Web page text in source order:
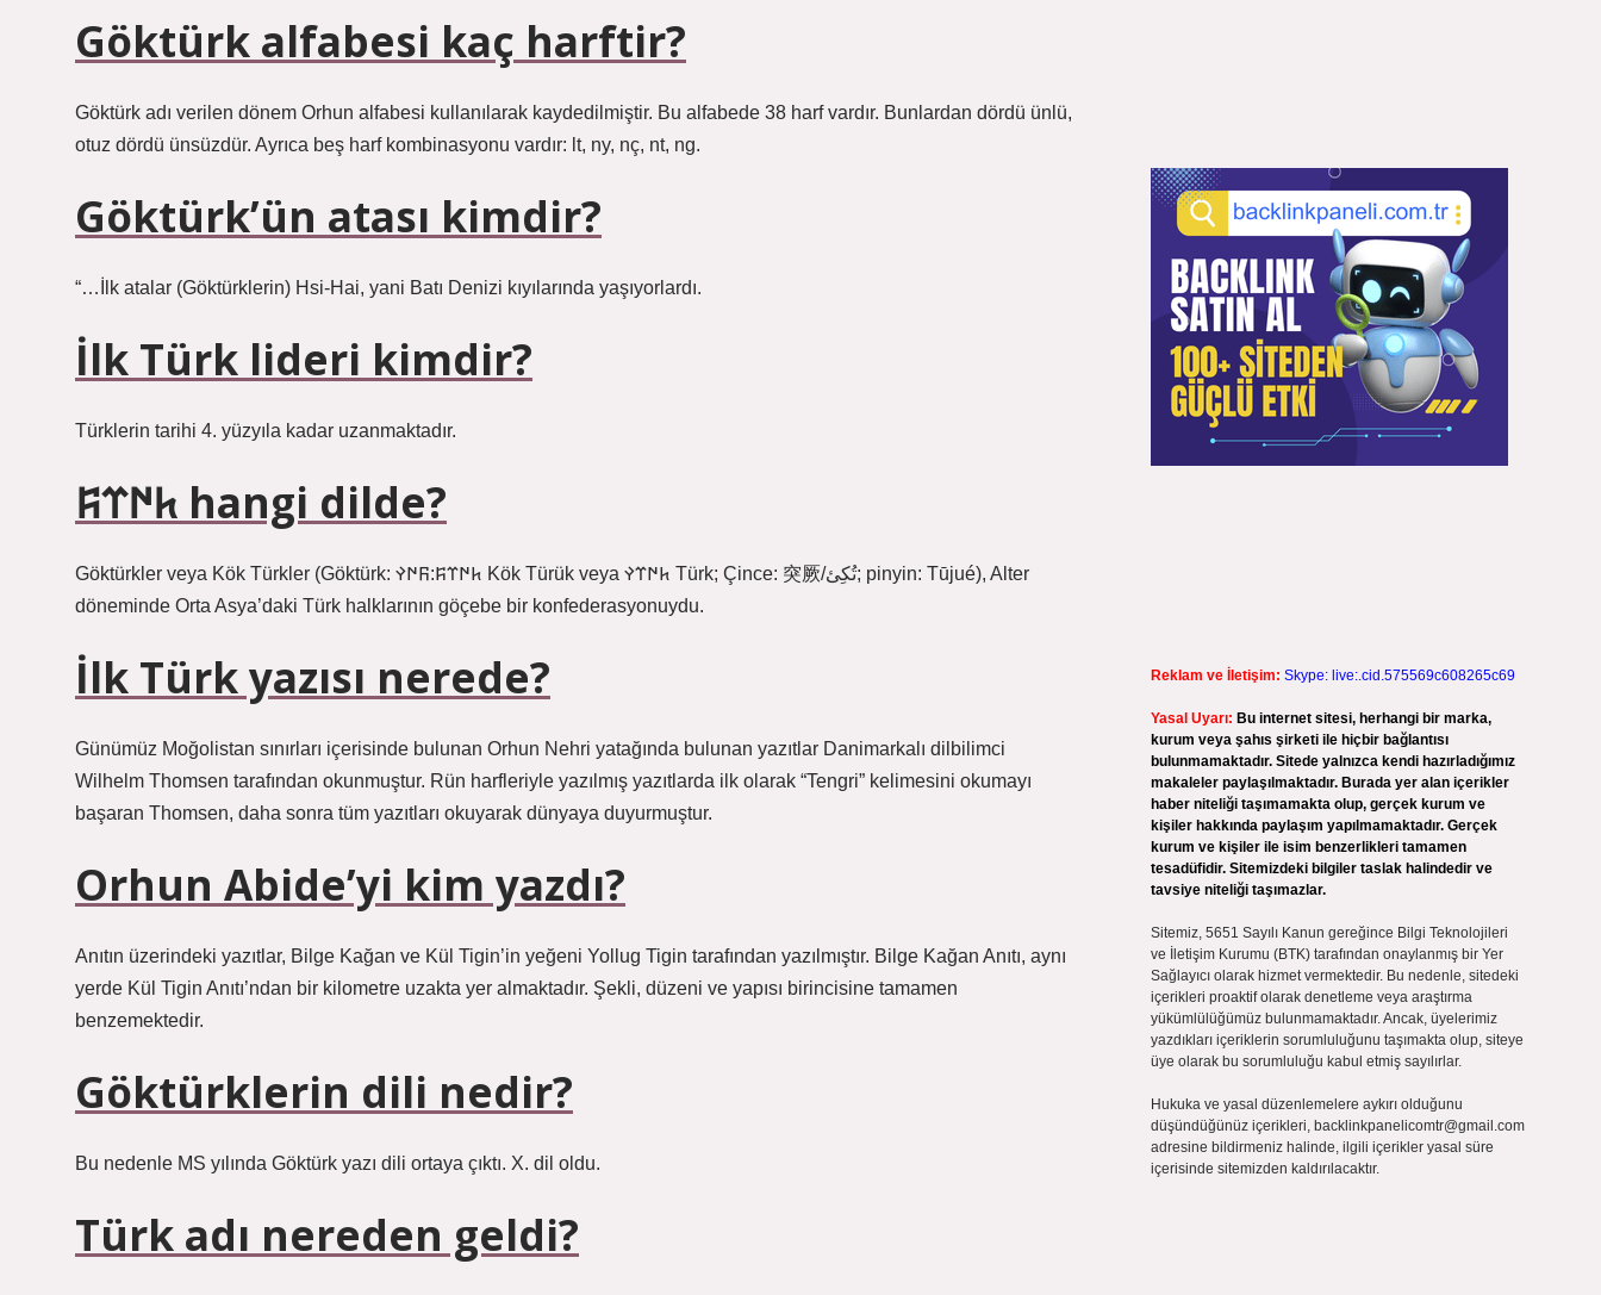
Göktürk alfabesi kaç harftir?
Göktürk adı verilen dönem Orhun alfabesi kullanılarak kaydedilmiştir. Bu alfabede 38 harf vardır. Bunlardan dördü ünlü,
otuz dördü ünsüzdür. Ayrıca beş harf kombinasyonu vardır: lt, ny, nç, nt, ng.
Göktürk’ün atası kimdir?
“…İlk atalar (Göktürklerin) Hsi-Hai, yani Batı Denizi kıyılarında yaşıyorlardı.
İlk Türk lideri kimdir?
Türklerin tarihi 4. yüzyıla kadar uzanmaktadır.
𐱅𐰇𐰼𐰰 hangi dilde?
Göktürkler veya Kök Türkler (Göktürk: 𐱅𐰇𐰼𐰰:𐰜𐰇𐰛 Kök Türük veya 𐱅𐰇𐰼𐰛 Türk; Çince: 突厥/تُكِئ; pinyin: Tūjué), Alter
döneminde Orta Asya’daki Türk halklarının göçebe bir konfederasyonuydu.
İlk Türk yazısı nerede?
Günümüz Moğolistan sınırları içerisinde bulunan Orhun Nehri yatağında bulunan yazıtlar Danimarkalı dilbilimci
Wilhelm Thomsen tarafından okunmuştur. Rün harfleriyle yazılmış yazıtlarda ilk olarak “Tengri” kelimesini okumayı
başaran Thomsen, daha sonra tüm yazıtları okuyarak dünyaya duyurmuştur.
Orhun Abide’yi kim yazdı?
Anıtın üzerindeki yazıtlar, Bilge Kağan ve Kül Tigin’in yeğeni Yollug Tigin tarafından yazılmıştır. Bilge Kağan Anıtı, aynı
yerde Kül Tigin Anıtı’ndan bir kilometre uzakta yer almaktadır. Şekli, düzeni ve yapısı birincisine tamamen
benzemektedir.
Göktürklerin dili nedir?
Bu nedenle MS yılında Göktürk yazı dili ortaya çıktı. X. dil oldu.
Türk adı nereden geldi?
Reklam ve İletişim: Skype: live:.cid.575569c608265c69
Yasal Uyarı: Bu internet sitesi, herhangi bir marka,
kurum veya şahıs şirketi ile hiçbir bağlantısı
bulunmamaktadır. Sitede yalnızca kendi hazırladığımız
makaleler paylaşılmaktadır. Burada yer alan içerikler
haber niteliği taşımamakta olup, gerçek kurum ve
kişiler hakkında paylaşım yapılmamaktadır. Gerçek
kurum ve kişiler ile isim benzerlikleri tamamen
tesadüfidir. Sitemizdeki bilgiler taslak halindedir ve
tavsiye niteliği taşımazlar.
Sitemiz, 5651 Sayılı Kanun gereğince Bilgi Teknolojileri
ve İletişim Kurumu (BTK) tarafından onaylanmış bir Yer
Sağlayıcı olarak hizmet vermektedir. Bu nedenle, sitedeki
içerikleri proaktif olarak denetleme veya araştırma
yükümlülüğümüz bulunmamaktadır. Ancak, üyelerimiz
yazdıkları içeriklerin sorumluluğunu taşımakta olup, siteye
üye olarak bu sorumluluğu kabul etmiş sayılırlar.
Hukuka ve yasal düzenlemelere aykırı olduğunu
düşündüğünüz içerikleri, backlinkpanelicomtr@gmail.com
adresine bildirmeniz halinde, ilgili içerikler yasal süre
içerisinde sitemizden kaldırılacaktır.